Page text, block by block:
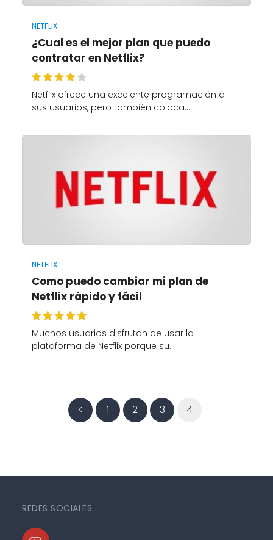
NETFLIX
¿Cual es el mejor plan que puedo
contratar en Netflix?
Netflix ofrece una excelente programación a
sus usuarios, pero también coloca…
NETFLIX
Como puedo cambiar mi plan de
Netflix rápido y fácil
Muchos usuarios disfrutan de usar la
plataforma de Netflix porque su…
< 1 2 3 4
REDES SOCIALES